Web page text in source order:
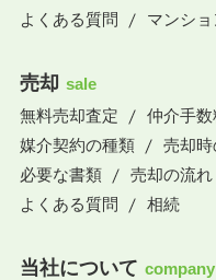
よくある質問
マンシ
売却 sale
無料売却査定
仲介手数
媒介契約の種類
売却
必要な書類
売却の流れ
よくある質問
相続
当社について company